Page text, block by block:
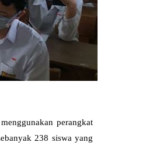
menggunakan perangkat
238 siswa yang